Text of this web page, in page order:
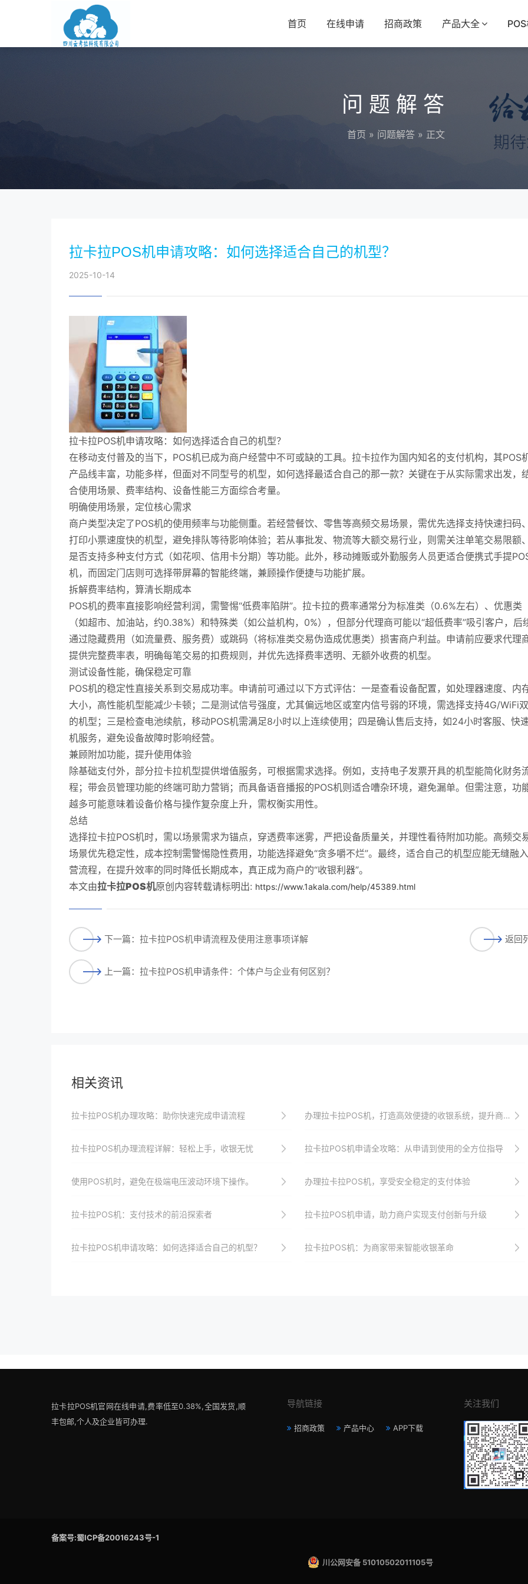
首页 在线申请 招商政策 产品大全
问题解答
首页 » 问题解答 » 正文
拉卡拉POS机申请攻略：如何选择适合自己的机型？
2025-10-14
拉卡拉POS机申请攻略：如何选择适合自己的机型？
在移动支付普及的当下，POS机已成为商户经营中不可或缺的工具。拉卡拉作为国内知名的支付机构，其POS
产品线丰富，功能多样，但面对不同型号的机型，如何选择最适合自己的那一款？关键在于从实际需求出发，
合使用场景、费率结构、设备性能三方面综合考量。
明确使用场景，定位核心需求
商户类型决定了POS机的使用频率与功能侧重。若经营餐饮、零售等高频交易场景，需优先选择支持快速扫码、
打印小票速度快的机型，避免排队等待影响体验；若从事批发、物流等大额交易行业，则需关注单笔交易限额、
是否支持多种支付方式（如花呗、信用卡分期）等功能。此外，移动摊贩或外勤服务人员更适合便携式手提
机，而固定门店则可选择带屏幕的智能终端，兼顾操作便捷与功能扩展。
拆解费率结构，算清长期成本
POS机的费率直接影响经营利润，需警惕“低费率陷阱”。拉卡拉的费率通常分为标准类（0.6%左右）、优惠类
（如超市、加油站，约0.38%）和特殊类（如公益机构，0%），但部分代理商可能以“超低费率”吸引客户，后
通过隐藏费用（如流量费、服务费）或跳码（将标准类交易伪造成优惠类）损害商户利益。申请前应要求代理
提供完整费率表，明确每笔交易的扣费规则，并优先选择费率透明、无额外收费的机型。
测试设备性能，确保稳定可靠
POS机的稳定性直接关系到交易成功率。申请前可通过以下方式评估：一是查看设备配置，如处理器速度、内
大小，高性能机型能减少卡顿；二是测试信号强度，尤其偏远地区或室内信号弱的环境，需选择支持4G/WiFi
的机型；三是检查电池续航，移动POS机需满足8小时以上连续使用；四是确认售后支持，如24小时客服、快
机服务，避免设备故障时影响经营。
兼顾附加功能，提升使用体验
除基础支付外，部分拉卡拉机型提供增值服务，可根据需求选择。例如，支持电子发票开具的机型能简化财务
程；带会员管理功能的终端可助力营销；而具备语音播报的POS机则适合嘈杂环境，避免漏单。但需注意，功
越多可能意味着设备价格与操作复杂度上升，需权衡实用性。
总结
选择拉卡拉POS机时，需以场景需求为锚点，穿透费率迷雾，严把设备质量关，并理性看待附加功能。高频交
场景优先稳定性，成本控制需警惕隐性费用，功能选择避免“贪多嚼不烂”。最终，适合自己的机型应能无缝融
营流程，在提升效率的同时降低长期成本，真正成为商户的“收银利器”。
本文由拉卡拉POS机原创内容转载请标明出: https://www.1akala.com/help/45389.html
下一篇：拉卡拉POS机申请流程及使用注意事项详解
上一篇：拉卡拉POS机申请条件：个体户与企业有何区别？
返回
相关资讯
拉卡拉POS机办理攻略：助你快速完成申请流程 办理拉卡拉POS机，打造高效便捷的收银系统，提升商家收银效率与顾客满意度
拉卡拉POS机办理流程详解：轻松上手，收银无忧 拉卡拉POS机申请全攻略：从申请到使用的全方位指导
使用POS机时，避免在极端电压波动环境下操作。 办理拉卡拉POS机，享受安全稳定的支付体验
拉卡拉POS机：支付技术的前沿探索者 拉卡拉POS机申请，助力商户实现支付创新与升级
拉卡拉POS机申请攻略：如何选择适合自己的机型？ 拉卡拉POS机：为商家带来智能收银革命
拉卡拉POS机官网在线申请,费率低至0.38%,全国发货,顺
丰包邮,个人及企业皆可办理.
导航链接
招商政策 产品中心 APP下载
关注我们
备案号:蜀ICP备20016243号-1
川公网安备 51010502011105号